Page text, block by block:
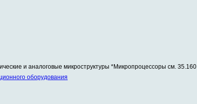
и аналоговые микроструктуры *Микропроцессоры см. 35.160
оборудования